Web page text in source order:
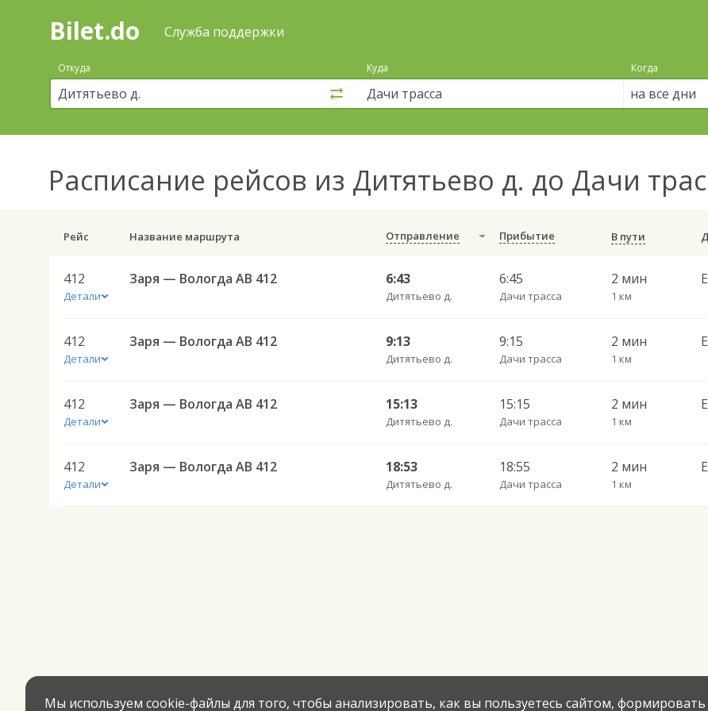
Поиск
покупка
билетов
автобус
онлайн
Bilet.do Служба поддержки
Откуда Куда Когда
на все дни
Расписание рейсов из Дитятьево д. до Дачи
Рейс Название маршрута Отправление Прибытие В пути
412
Детали
Заря — Вологда АВ 412 6:43
Дитятьево д.
6:45
Дачи трасса
2 мин
1 км
412
Детали
Заря — Вологда АВ 412 9:13
Дитятьево д.
9:15
Дачи трасса
2 мин
1 км
412
Детали
Заря — Вологда АВ 412 15:13
Дитятьево д.
15:15
Дачи трасса
2 мин
1 км
412
Детали
Заря — Вологда АВ 412 18:53
Дитятьево д.
18:55
Дачи трасса
2 мин
1 км
Мы используем cookie-файлы для того, чтобы анализировать, как вы пользуетесь сайтом,